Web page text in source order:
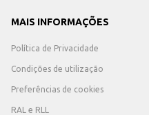
MAIS INFORMAÇÕES
Política de Privacidade
Condições de utilização
Preferências de cookies
RAL e RLL